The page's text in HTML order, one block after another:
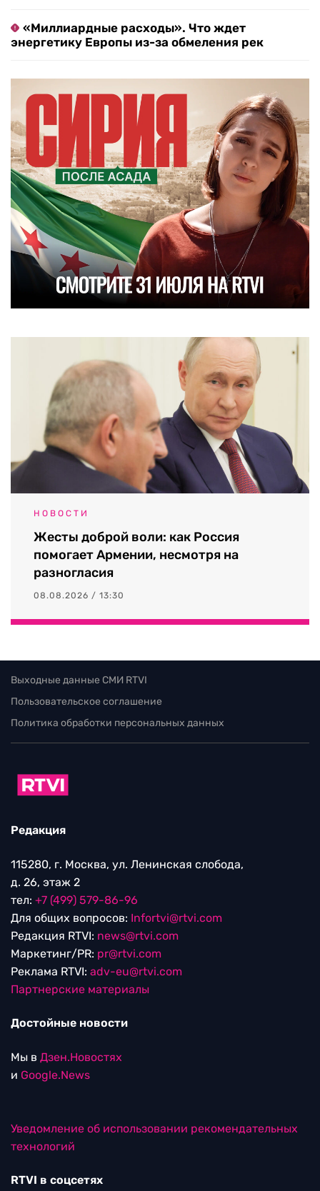
«Миллиардные расходы». Что ждет
энергетику Европы из-за обмеления рек
НОВОСТИ
Жесты доброй воли: как Россия
помогает Армении, несмотря на
разногласия
08.08.2026 / 13:30
Выходные данные СМИ RTVI
Пользовательское соглашение
Политика обработки персональных данных
Редакция
115280, г. Москва, ул. Ленинская слобода,
д. 26, этаж 2
тел: +7 (499) 579-86-96
Для общих вопросов: Infortvi@rtvi.com
Редакция RTVI: news@rtvi.com
Маркетинг/PR: pr@rtvi.com
Реклама RTVI: adv-eu@rtvi.com
Партнерские материалы
Достойные новости
Мы в Дзен.Новостях
и Google.News
Уведомление об использовании рекомендательных
технологий
RTVI в соцсетях